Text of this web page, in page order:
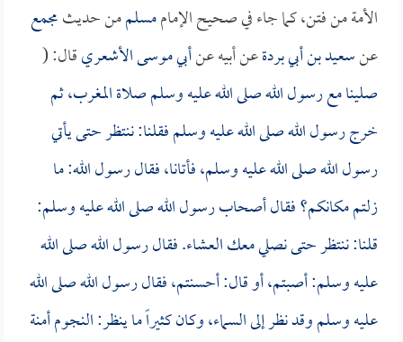
الأمة من فتن، كما جاء في صحيح الإماممسلممن حديثمجمع
عنسعيد بن أبي بردةعن أبيه عنأبي موسى الأشعريقال: (
صلينا مع رسول الله صلى الله عليه وسلم صلاة المغرب، ثم
خرج رسول الله صلى الله عليه وسلم فقلنا: ننتظر حتى يأتي
رسول الله صلى الله عليه وسلم، فأتانا، فقال رسول الله: ما
زلتم مكانكم؟ فقال أصحاب رسول الله صلى الله عليه وسلم:
قلنا: ننتظر حتى نصلي معك العشاء. فقال رسول الله صلى الله
عليه وسلم: أصبتم، أو قال: أحسنتم، فقال رسول الله صلى الله
عليه وسلم وقد نظر إلى السماء، وكان كثيراً ما ينظر: النجوم أمنة